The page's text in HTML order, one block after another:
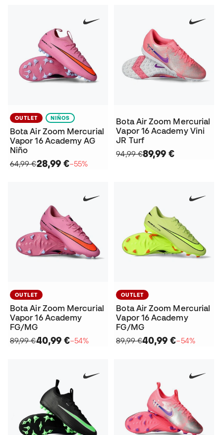
OUTLET NIÑOS
Bota Air Zoom Mercurial
Vapor 16 Academy AG
Niño
64,99 €28,99 €−55%
Bota Air Zoom Mercurial
Vapor 16 Academy Vini
JR Turf
94,99 €89,99 €
OUTLET
Bota Air Zoom Mercurial
Vapor 16 Academy
FG/MG
89,99 €40,99 €−54%
OUTLET
Bota Air Zoom Mercurial
Vapor 16 Academy
FG/MG
89,99 €40,99 €−54%